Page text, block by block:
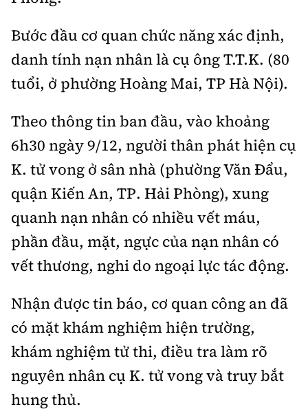
Nhà thầu
Mời thầu - Đấu thầu
Thi viết về GTVT
Gương sáng giao thông
Hậu trường sao
360 độ thể thao
Sản phẩm mới
Tư vấn
Thế giới
Thời sự Quốc tế
Hồ sơ tài liệu
Thế giới xây dựng
Đi ++
Du lịch
Khám phá
Lối sống
Ẩm thực
Video
Thời sự
Khám phá
Camera giao thông
Câu chuyện giao thông
Giải trí - Thể thao
Cơ quan chủ quản: Bộ Xây dựng
Giấy phép số: 03/GP-BVHTTDL, cấp ngày 1/4/2025.
Tòa soạn: Số 2 Nguyễn Công Hoan, phường Giảng Võ,
Tổng biên tập: Nguyễn Thị Hồng Nga
Phó Tổng biên tập:
Nguyễn Sơn Tùng,
Nguyễn Đức Thắng, La Đức Hùng
Hotline:
0901 514 799
Quảng cáo và Phát hành:
Bước đầu cơ quan chức năng xác định,
danh tính nạn nhân là cụ ông T.T.K. (80
tuổi, ở phường Hoàng Mai, TP Hà Nội).
Theo thông tin ban đầu, vào khoảng
6h30 ngày 9/12, người thân phát hiện cụ
K. tử vong ở sân nhà (phường Văn Đẩu,
quận Kiến An, TP. Hải Phòng), xung
quanh nạn nhân có nhiều vết máu,
phần đầu, mặt, ngực của nạn nhân có
vết thương, nghi do ngoại lực tác động.
Nhận được tin báo, cơ quan công an đã
có mặt khám nghiệm hiện trường,
khám nghiệm tử thi, điều tra làm rõ
nguyên nhân cụ K. tử vong và truy bắt
hung thủ.